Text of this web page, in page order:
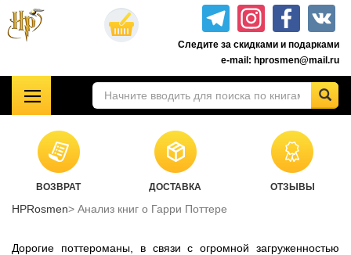
Перейти
Следите за скидками и подарками
e-mail: hprosmen@mail.ru
Комплекты книг о Гарри Поттере
Акционные товары к комплекту 7 книг Росмэн
Учебники Хогвартса
ВОЗВРАТ ДОСТАВКА ОТЗЫВЫ
HPRosmen Анализ книг о Гарри Поттере
Дорогие поттероманы, в связи с огромной загруженностью